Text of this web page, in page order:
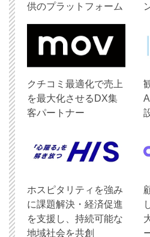
供のプラットフォーム
クチコミ最適化で売上
を最大化させるDX集
客パートナー
ホスピタリティを強み
に課題解決・経済促進
を支援し、持続可能な
地域社会を共創